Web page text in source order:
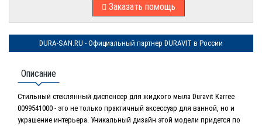
Заказать помощь
DURA-SAN.RU - Официальный партнер DURAVIT в России
Описание
Стильный стеклянный диспенсер для жидкого мыла Duravit Karree
0099541000 - это не только практичный аксессуар для ванной, но и
украшение интерьера. Уникальный дизайн этой модели придется по